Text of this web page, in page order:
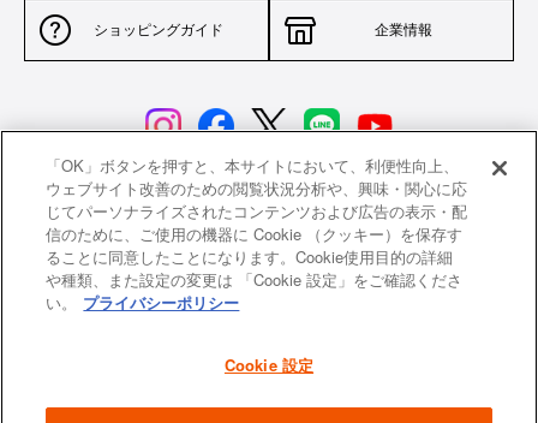
ショッピングガイド 企業情報
サイトポリシー 特定商取引法に基づく表示
並行輸入品について 個人情報保護方針
返品について
よくあるご質問 お問い合わせ
「OK」ボタンを押すと、本サイトにおいて、利便性向上、
ウェブサイト改善のための閲覧状況分析や、興味・関心に応
じてパーソナライズされたコンテンツおよび広告の表示・配
信のために、ご使用の機器に Cookie （クッキー）を保存す
ることに同意したことになります。Cookie使用目的の詳細
や種類、また設定の変更は 「Cookie 設定」をご確認くださ
い。
プライバシーポリシー
Cookie 設定